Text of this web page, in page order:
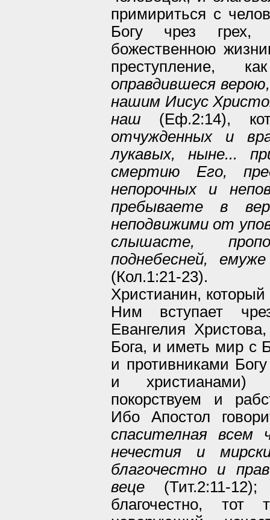
примириться с
Богу чрез грех,
божественною
преступление,
оправдившеся
нашим Иисус
наш (Еф.2:14),
отчужденных и
лукавых, ныне...
смертию Его,
непорочных и
пребываете в
неподвижими от
слышасте,
поднебесней,
(Кол.1:21-23).
Христианин,
Ним вступает
Евангелия
Бога, и иметь мир с
и противниками
и христианами)
покорствуем и
Ибо Апостол
спасителная всем
нечестия и
благочестно и
веце (Тит.2:11-
благочестно,